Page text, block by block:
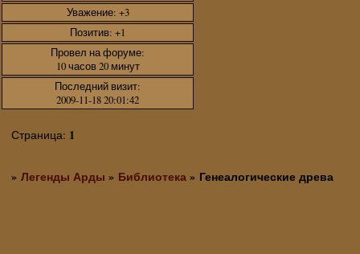
Уважение: +3
Позитив: +1
Провел на форуме:
10 часов 20 минут
Последний визит:
2009-11-18 20:01:42
Страница: 1
»Легенды Арды » Библиотека» Генеалогические древа